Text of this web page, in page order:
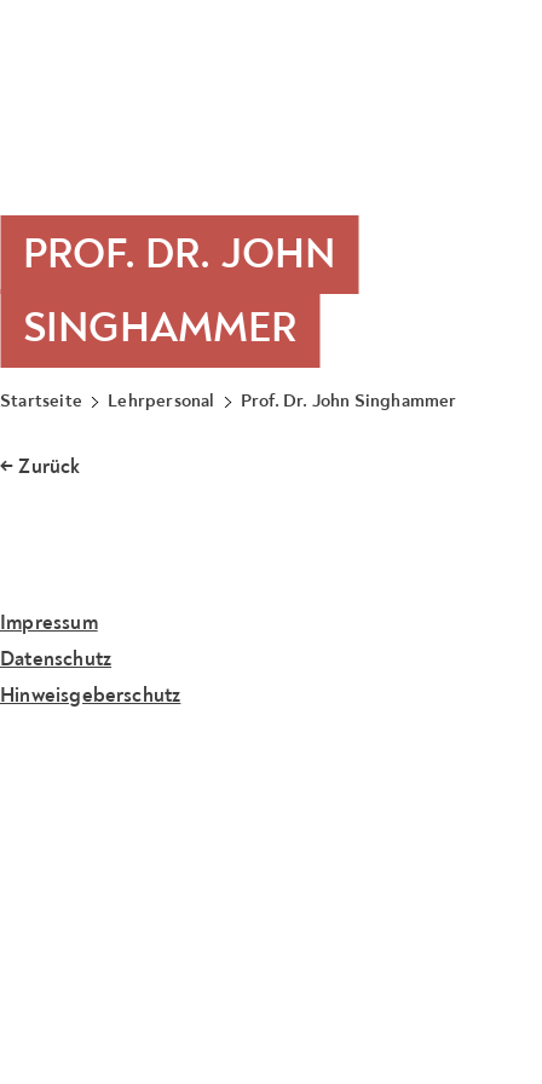
PROF. DR. JOHN
SINGHAMMER
Startseite Lehrpersonal Prof. Dr. John Singhammer
← Zurück
Impressum
Datenschutz
Hinweisgeberschutz